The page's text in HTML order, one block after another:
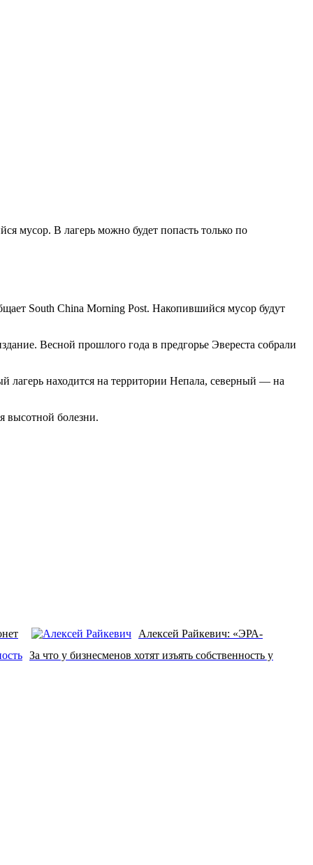
мусор. В лагерь можно будет попасть только по
South China Morning Post. Накопившийся мусор будут
Весной прошлого года в предгорье Эвереста собрали
лагерь находится на территории Непала, северный — на
высотной болезни.
Алексей Райкевич: «ЭРА-
За что у бизнесменов хотят изъять собственность у